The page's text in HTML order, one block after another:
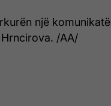
një komunikatë
/AA/